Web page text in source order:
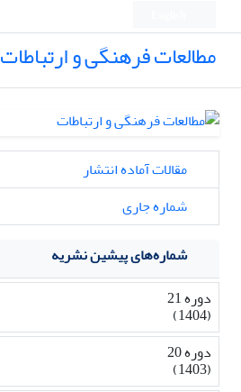
مطالعات فرهنگی و ارتباطات
مقالات آماده انتشار
شماره جاری
شماره‌های پیشین نشریه
دوره 21
(1404)
دوره 20
(1403)